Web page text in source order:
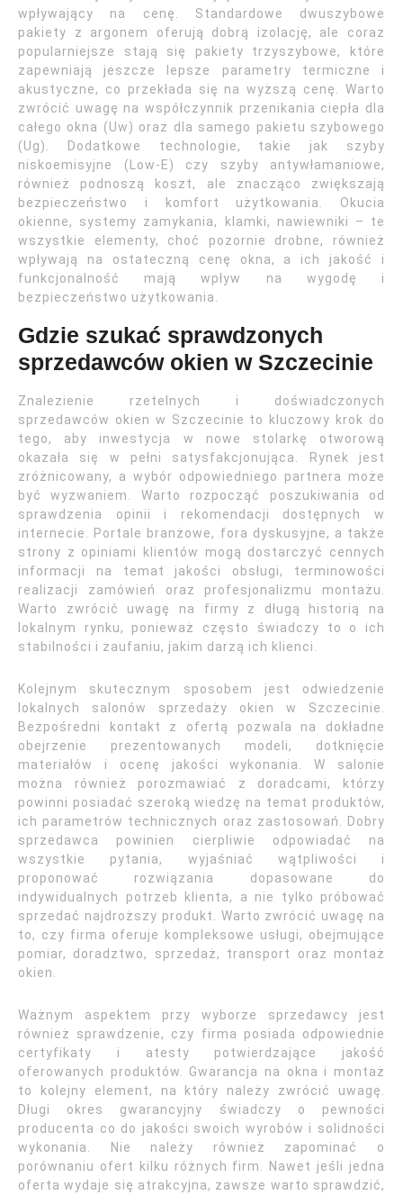
wpływający na cenę. Standardowe dwuszybowe
pakiety z argonem oferują dobrą izolację, ale coraz
popularniejsze stają się pakiety trzyszybowe, które
zapewniają jeszcze lepsze parametry termiczne i
akustyczne, co przekłada się na wyższą cenę. Warto
zwrócić uwagę na współczynnik przenikania ciepła dla
całego okna (Uw) oraz dla samego pakietu szybowego
(Ug). Dodatkowe technologie, takie jak szyby
niskoemisyjne (Low-E) czy szyby antywłamaniowe,
również podnoszą koszt, ale znacząco zwiększają
bezpieczeństwo i komfort użytkowania. Okucia
okienne, systemy zamykania, klamki, nawiewniki – te
wszystkie elementy, choć pozornie drobne, również
wpływają na ostateczną cenę okna, a ich jakość i
funkcjonalność mają wpływ na wygodę i
bezpieczeństwo użytkowania.
Gdzie szukać sprawdzonych
sprzedawców okien w Szczecinie
Znalezienie rzetelnych i doświadczonych
sprzedawców okien w Szczecinie to kluczowy krok do
tego, aby inwestycja w nowe stolarkę otworową
okazała się w pełni satysfakcjonująca. Rynek jest
zróżnicowany, a wybór odpowiedniego partnera może
być wyzwaniem. Warto rozpocząć poszukiwania od
sprawdzenia opinii i rekomendacji dostępnych w
internecie. Portale branżowe, fora dyskusyjne, a także
strony z opiniami klientów mogą dostarczyć cennych
informacji na temat jakości obsługi, terminowości
realizacji zamówień oraz profesjonalizmu montażu.
Warto zwrócić uwagę na firmy z długą historią na
lokalnym rynku, ponieważ często świadczy to o ich
stabilności i zaufaniu, jakim darzą ich klienci.
Kolejnym skutecznym sposobem jest odwiedzenie
lokalnych salonów sprzedaży okien w Szczecinie.
Bezpośredni kontakt z ofertą pozwala na dokładne
obejrzenie prezentowanych modeli, dotknięcie
materiałów i ocenę jakości wykonania. W salonie
można również porozmawiać z doradcami, którzy
powinni posiadać szeroką wiedzę na temat produktów,
ich parametrów technicznych oraz zastosowań. Dobry
sprzedawca powinien cierpliwie odpowiadać na
wszystkie pytania, wyjaśniać wątpliwości i
proponować rozwiązania dopasowane do
indywidualnych potrzeb klienta, a nie tylko próbować
sprzedać najdroższy produkt. Warto zwrócić uwagę na
to, czy firma oferuje kompleksowe usługi, obejmujące
pomiar, doradztwo, sprzedaż, transport oraz montaż
okien.
Ważnym aspektem przy wyborze sprzedawcy jest
również sprawdzenie, czy firma posiada odpowiednie
certyfikaty i atesty potwierdzające jakość
oferowanych produktów. Gwarancja na okna i montaż
to kolejny element, na który należy zwrócić uwagę.
Długi okres gwarancyjny świadczy o pewności
producenta co do jakości swoich wyrobów i solidności
wykonania. Nie należy również zapominać o
porównaniu ofert kilku różnych firm. Nawet jeśli jedna
oferta wydaje się atrakcyjna, zawsze warto sprawdzić,